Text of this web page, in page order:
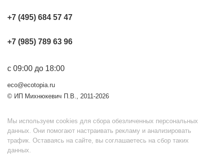
+7 (495) 684 57 47
+7 (985) 789 63 96
с 09:00 до 18:00
eco@ecotopia.ru
© ИП Михнюкевич П.В., 2011-2026
Мы используем cookies для сбора обезличенных персональных
данных. Они помогают настраивать рекламу и анализировать
трафик. Оставаясь на сайте, вы соглашаетесь на сбор таких
данных.